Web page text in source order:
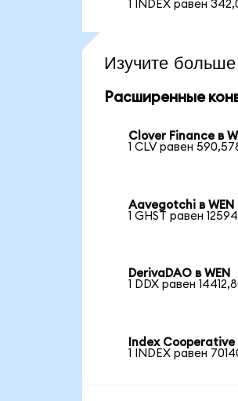
1 INDEX равен
Изучите
Расширенные
Clover Finance в
1 CLV равен
Aavegotchi в WEN
1 GHST равен
DerivaDAO в WEN
1 DDX равен
Index Cooperative
1 INDEX равен